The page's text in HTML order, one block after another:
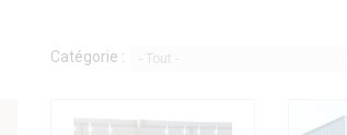
Catégorie : - Tout -